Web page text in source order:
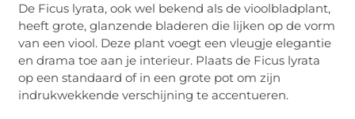
De Ficus lyrata, ook wel bekend als de vioolbladplant,
heeft grote, glanzende bladeren die lijken op de vorm
van een viool. Deze plant voegt een vleugje elegantie
en drama toe aan je interieur. Plaats de Ficus lyrata
op een standaard of in een grote pot om zijn
indrukwekkende verschijning te accentueren.